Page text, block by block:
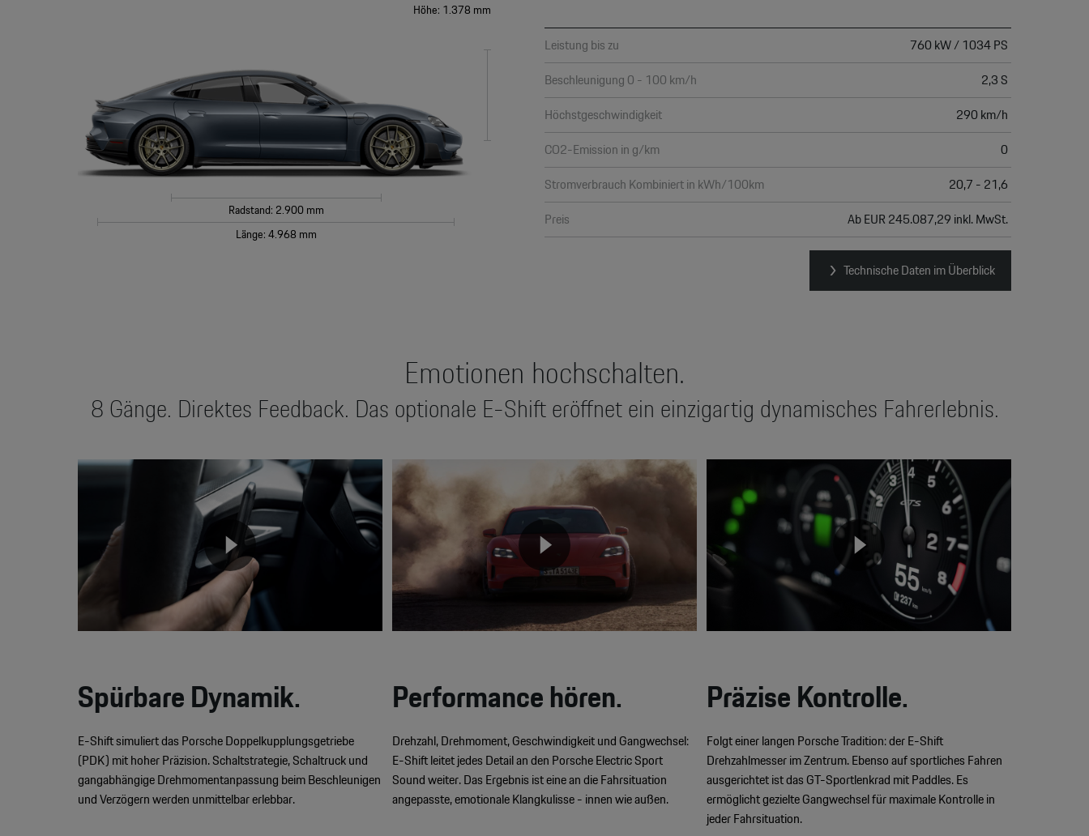
Radstand: 2.900 mm
Länge: 4.968 mm
Höhe: 1.378 mm
Leistung bis zu
760 kW / 1034 PS
Beschleunigung 0 - 100 km/h
2,3 S
Höchstgeschwindigkeit
290 km/h
CO2-Emission in g/km
0
Stromverbrauch Kombiniert in kWh/100km
20,7 - 21,6
Preis
Ab EUR 245.087,29 inkl. MwSt.
Technische Daten im Überblick
Emotionen hochschalten.
8 Gänge. Direktes Feedback. Das optionale E-Shift eröffnet ein einzigartig dynamisches Fahrerlebnis.
Video
Spürbare Dynamik.
E-Shift simuliert das Porsche Doppelkupplungsgetriebe
(PDK) mit hoher Präzision. Schaltstrategie, Schaltruck und
gangabhängige Drehmomentanpassung beim Beschleunigen
und Verzögern werden unmittelbar erlebbar.
Video
None
Performance hören.
Drehzahl, Drehmoment, Geschwindigkeit und Gangwechsel:
E-Shift leitet jedes Detail an den Porsche Electric Sport
Sound weiter. Das Ergebnis ist eine an die Fahrsituation
angepasste, emotionale Klangkulisse - innen wie außen.
None
Präzise Kontrolle.
Folgt einer langen Porsche Tradition: der E-Shift
Drehzahlmesser im Zentrum. Ebenso auf sportliches Fahren
ausgerichtet ist das GT-Sportlenkrad mit Paddles. Es
ermöglicht gezielte Gangwechsel für maximale Kontrolle in
jeder Fahrsituation.